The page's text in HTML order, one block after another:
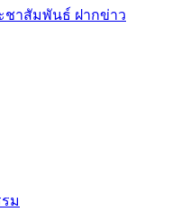
ะชาสัมพันธ์ ฝากข่าว
ม